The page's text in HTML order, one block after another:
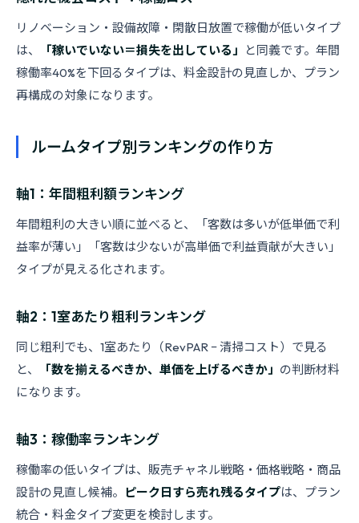
リノベーション・設備故障・閑散日放置で稼働が低いタイプ
は、
「稼いでいない＝損失を出している」
と同義です。年間
稼働率40%を下回るタイプは、料金設計の見直しか、プラン
再構成の対象になります。
ルームタイプ別ランキングの作り方
軸1：年間粗利額ランキング
年間粗利の大きい順に並べると、「客数は多いが低単価で利
益率が薄い」「客数は少ないが高単価で利益貢献が大きい」
タイプが見える化されます。
軸2：1室あたり粗利ランキング
同じ粗利でも、1室あたり（RevPAR − 清掃コスト）で見る
と、
「数を揃えるべきか、単価を上げるべきか」 の判断材料
になります。
軸3：稼働率ランキング
稼働率の低いタイプは、販売チャネル戦略・価格戦略・商品
設計の見直し候補。 ピーク日すら売れ残るタイプは、プラン
統合・料金タイプ変更を検討します。